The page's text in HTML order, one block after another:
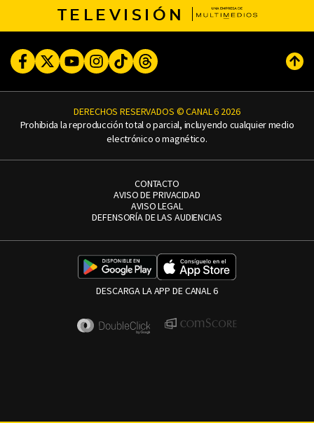
TELEVISIÓN
FacebookTwitterYoutubeInstagram
TikTokThreads
DERECHOS RESERVADOS © CANAL 6 2026
Prohibida la reproducción total o parcial, incluyendo cualquier medio
electrónico o magnético.
CONTACTO
AVISO DE PRIVACIDAD
AVISO LEGAL
DEFENSORÍA DE LAS AUDIENCIAS
DESCARGA LA APP DE CANAL 6